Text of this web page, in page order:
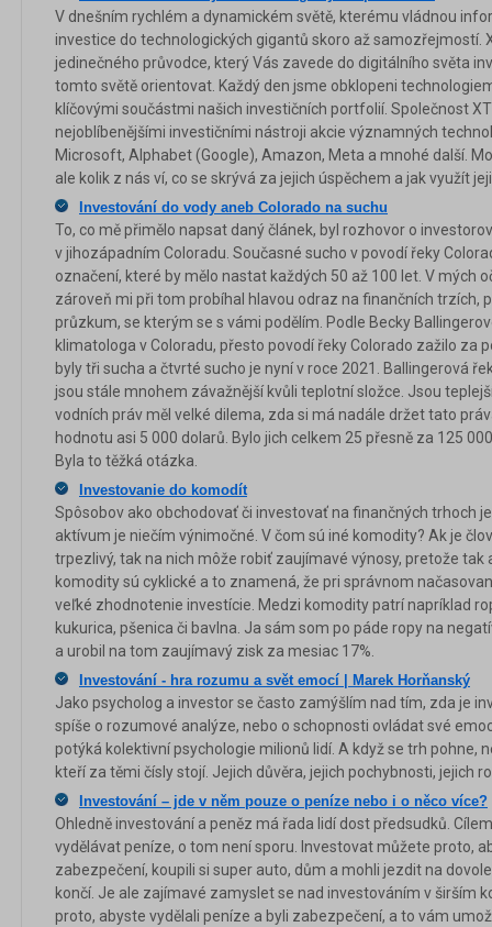
V dnešním rychlém a dynamickém světě, kterému vládnou
investice do technologických gigantů skoro až samozřejmostí.
jedinečného průvodce, který Vás zavede do digitálního světa
tomto světě orientovat. Každý den jsme obklopeni
klíčovými součástmi našich investičních portfolií. Společnost
nejoblíbenějšími investičními nástroji akcie významných
Microsoft, Alphabet (Google), Amazon, Meta a mnohé další.
ale kolik z nás ví, co se skrývá za jejich úspěchem a jak využít
Investování do vody aneb Colorado na suchu
To, co mě přimělo napsat daný článek, byl rozhovor o
v jihozápadním Coloradu. Současné sucho v povodí řeky
označení, které by mělo nastat každých 50 až 100 let. V mých
zároveň mi při tom probíhal hlavou odraz na finančních trzích,
průzkum, se kterým se s vámi podělím. Podle Becky
klimatologa v Coloradu, přesto povodí řeky Colorado zažilo za
byly tři sucha a čtvrté sucho je nyní v roce 2021. Ballingerová
jsou stále mnohem závažnější kvůli teplotní složce. Jsou
vodních práv měl velké dilema, zda si má nadále držet tato
hodnotu asi 5 000 dolarů. Bylo jich celkem 25 přesně za 125
Byla to těžká otázka.
Investovanie do komodít
Spôsobov ako obchodovať či investovať na finančných trhoch
aktívum je niečím výnimočné. V čom sú iné komodity? Ak je
trpezlivý, tak na nich môže robiť zaujímavé výnosy, pretože tak
komodity sú cyklické a to znamená, že pri správnom
veľké zhodnotenie investície. Medzi komodity patrí napríklad
kukurica, pšenica či bavlna. Ja sám som po páde ropy na
a urobil na tom zaujímavý zisk za mesiac 17%.
Investování - hra rozumu a svět emocí | Marek Horňanský
Jako psycholog a investor se často zamýšlím nad tím, zda je
spíše o rozumové analýze, nebo o schopnosti ovládat své
potýká kolektivní psychologie milionů lidí. A když se trh pohne,
kteří za těmi čísly stojí. Jejich důvěra, jejich pochybnosti, jejich
Investování – jde v něm pouze o peníze nebo i o něco více?
Ohledně investování a peněz má řada lidí dost předsudků.
vydělávat peníze, o tom není sporu. Investovat můžete proto,
zabezpečení, koupili si super auto, dům a mohli jezdit na
končí. Je ale zajímavé zamyslet se nad investováním v širším
proto, abyste vydělali peníze a byli zabezpečení, a to vám